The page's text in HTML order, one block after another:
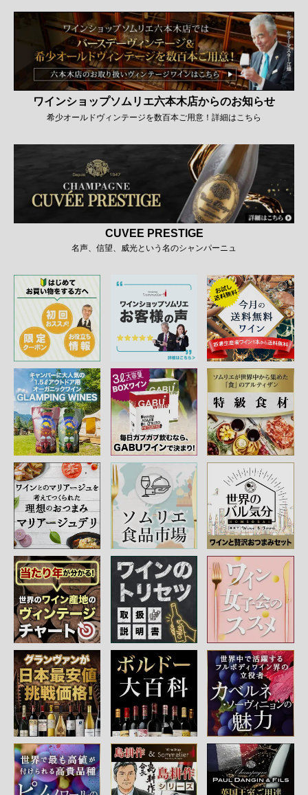
ワインショップソムリエ六本木店からのお知らせ
希少オールドヴィンテージを数百本ご用意！詳細はこちら
CUVEE PRESTIGE
名声、信望、威光という名のシャンパーニュ